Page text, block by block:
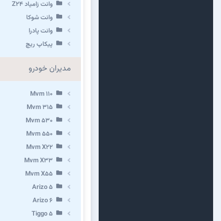
وانت زامیاد Z24
وانت شوکا
وانت پادرا
پیکاپ ریچ
مدیران خودرو
Mvm 110
Mvm 315
Mvm 530
Mvm 550
Mvm X22
Mvm X33
Mvm X55
Arizo 5
Arizo 6
Tiggo 5